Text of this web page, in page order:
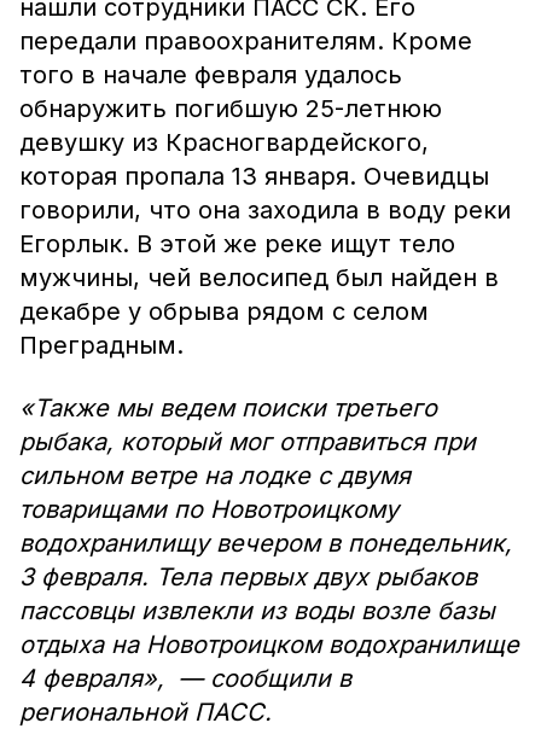
нашли сотрудники ПАСС СК. Его
передали правоохранителям. Кроме
того в начале февраля удалось
обнаружить погибшую 25-летнюю
девушку из Красногвардейского,
которая пропала 13 января. Очевидцы
говорили, что она заходила в воду реки
Егорлык. В этой же реке ищут тело
мужчины, чей велосипед был найден в
декабре у обрыва рядом с селом
Преградным.
«Также мы ведем поиски третьего
рыбака, который мог отправиться при
сильном ветре на лодке с двумя
товарищами по Новотроицкому
водохранилищу вечером в понедельник,
3 февраля. Тела первых двух рыбаков
пассовцы извлекли из воды возле базы
отдыха на Новотроицком водохранилище
4 февраля», — сообщили в
региональной ПАСС.